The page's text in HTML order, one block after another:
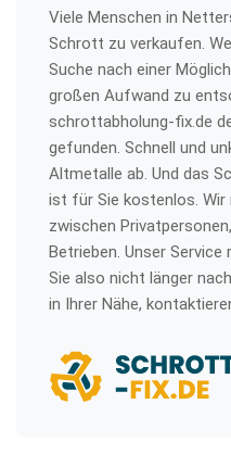
Viele Menschen in
Schrott zu verkaufen.
Suche nach einer
großen Aufwand zu
schrottabholung-fix.de
gefunden. Schnell und
Altmetalle ab. Und das
ist für Sie kostenlos. Wir
zwischen
Betrieben. Unser
Sie also nicht länger
in Ihrer Nähe,